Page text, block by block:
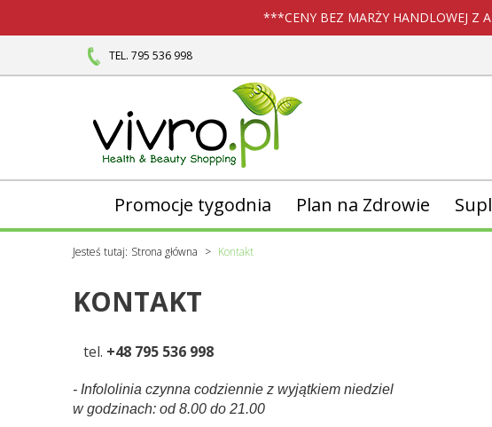
***CENY BEZ MARŻY HANDLOWEJ Z
TEL. 795 536 998
Promocje tygodnia Plan na Zdrowie
Jesteś tutaj: Strona główna Kontakt
KONTAKT
tel. +48 795 536 998
- Infololinia czynna codziennie z wyjątkiem niedziel
w godzinach: od 8.00 do 21.00